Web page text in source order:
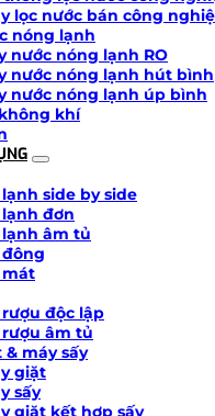
lọc nước bán công
nóng lạnh
nước nóng lạnh RO
nước nóng lạnh hút bình
nước nóng lạnh úp bình
khí
side by side
đơn
lạnh âm tủ
mát
độc lập
rượu âm tủ
& máy sấy
giặt
sấy